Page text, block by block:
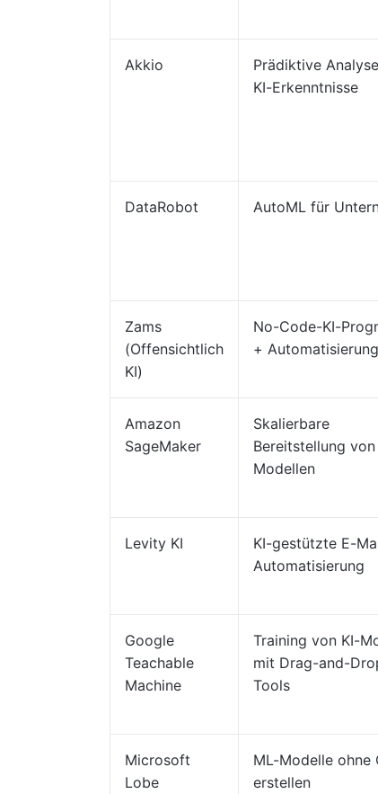
Akkio
Prädiktive
KI-Erkenntnisse
DataRobot AutoML für
Zams
(Offensichtlich
KI)
No-Code-KI-
+ Automatisierung
Amazon
SageMaker
Skalierbare
Bereitstellung
Modellen
Levity KI
KI-gestützte E-
Automatisierung
Google
Teachable
Machine
Training von KI-
mit Drag-and-
Tools
Microsoft
Lobe
ML-Modelle ohne
erstellen